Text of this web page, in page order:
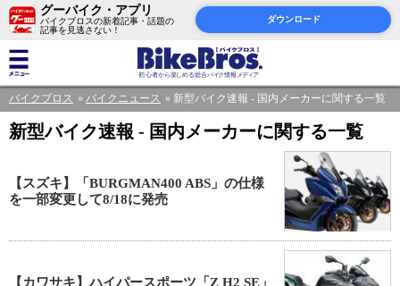
グーバイク・アプリ
バイクブロスの新着記事・話題の
記事を見逃さない！
ダウンロード
バイクブロス バイクニュース 新型バイク速報 - 国内メーカーに関する一覧
新型バイク速報 - 国内メーカーに関する一覧
【スズキ】「BURGMAN400 ABS」の仕様
を一部変更して8/18に発売
【カワサキ】ハイパースポーツ「Z H2 SE」